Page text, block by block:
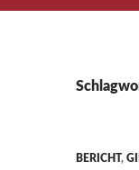
BERICHT,